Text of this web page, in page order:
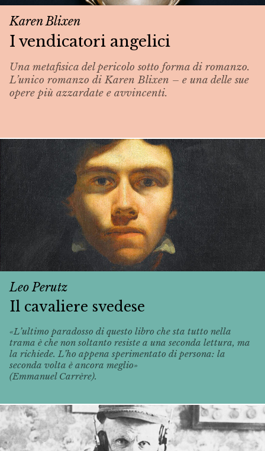
Karen Blixen
I vendicatori angelici
Una metafisica del pericolo sotto forma di romanzo.
L’unico romanzo di Karen Blixen – e una delle sue
opere più azzardate e avvincenti.
Leo Perutz
Il cavaliere svedese
«L’ultimo paradosso di questo libro che sta tutto nella
trama è che non soltanto resiste a una seconda lettura, ma
la richiede. L’ho appena sperimentato di persona: la
seconda volta è ancora meglio»
(Emmanuel Carrère).